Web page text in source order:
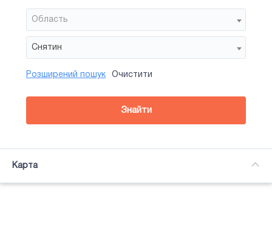
Область
Снятин
Район
Сторона
Усi
Підсвітка
Розширений пошук Очистити
Знайти
Карта